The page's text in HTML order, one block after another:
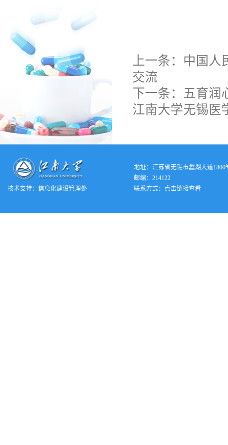
上一条： 中国人
交流
下一条：
五育润
江南大学无锡医
技术支持： 信息化建设管理处
地址：江苏省无锡市蠡湖大道1800
邮编：214122
联系方式：
点击链接查看